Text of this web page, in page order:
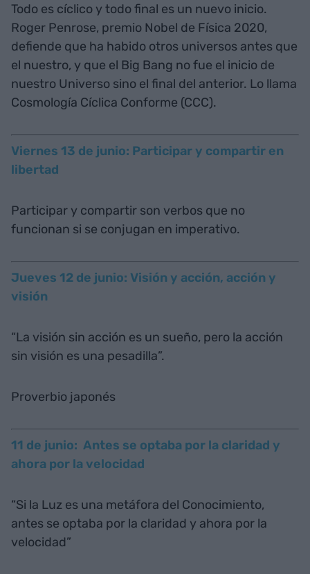
Todo es cíclico y todo final es un nuevo inicio.
Roger Penrose, premio Nobel de Física 2020,
defiende que ha habido otros universos antes que
el nuestro, y que el Big Bang no fue el inicio de
nuestro Universo sino el final del anterior. Lo llama
Cosmología Cíclica Conforme (CCC).
Viernes 13 de junio: Participar y compartir en
libertad
Participar y compartir son verbos que no
funcionan si se conjugan en imperativo.
Jueves 12 de junio: Visión y acción, acción y
visión
“La visión sin acción es un sueño, pero la acción
sin visión es una pesadilla”.
Proverbio japonés
11 de junio: Antes se optaba por la claridad y
ahora por la velocidad
“Si la Luz es una metáfora del Conocimiento,
antes se optaba por la claridad y ahora por la
velocidad”